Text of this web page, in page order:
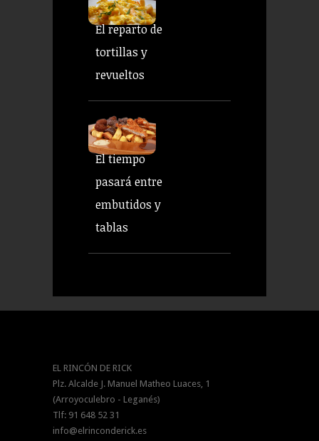
El reparto de
tortillas y
revueltos
El tiempo
pasará entre
embutidos y
tablas
EL RINCÓN DE RICK
Plz. Alcalde J. Manuel Matheo Luaces, 1
(Arroyoculebro - Leganés)
Tlf: 91 648 52 31
info@elrinconderick.es